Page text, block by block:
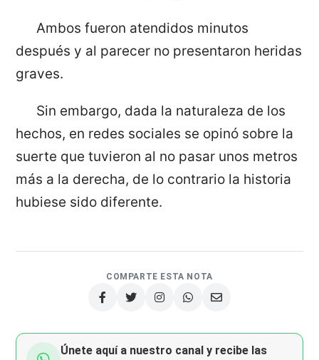
Ambos fueron atendidos minutos
después y al parecer no presentaron heridas
graves.
Sin embargo, dada la naturaleza de los
hechos, en redes sociales se opinó sobre la
suerte que tuvieron al no pasar unos metros
más a la derecha, de lo contrario la historia
hubiese sido diferente.
COMPARTE ESTA NOTA
Únete aquí a nuestro canal y recibe las